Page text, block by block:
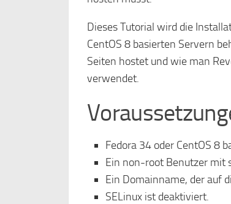
Dieses Tutorial wird die
CentOS 8 basierten Servern
Seiten hostet und wie man
verwendet.
Fedora 34 oder CentOS 8
Ein non-root Benutzer mit
Ein Domainname, der auf
SELinux ist deaktiviert.